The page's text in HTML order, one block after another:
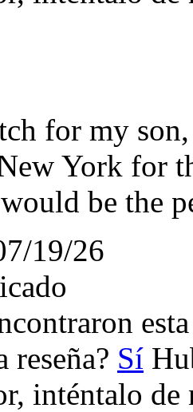
for my
York for
be the
19/26
reseña? Sí
inténtalo de